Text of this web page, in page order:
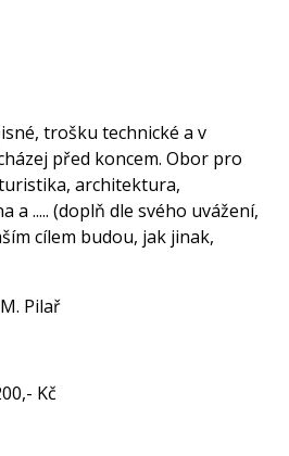
trošku technické a v
před koncem. Obor pro
architektura,
a ..... (doplň dle svého uvážení,
cílem budou, jak jinak,
Pilař
Kč